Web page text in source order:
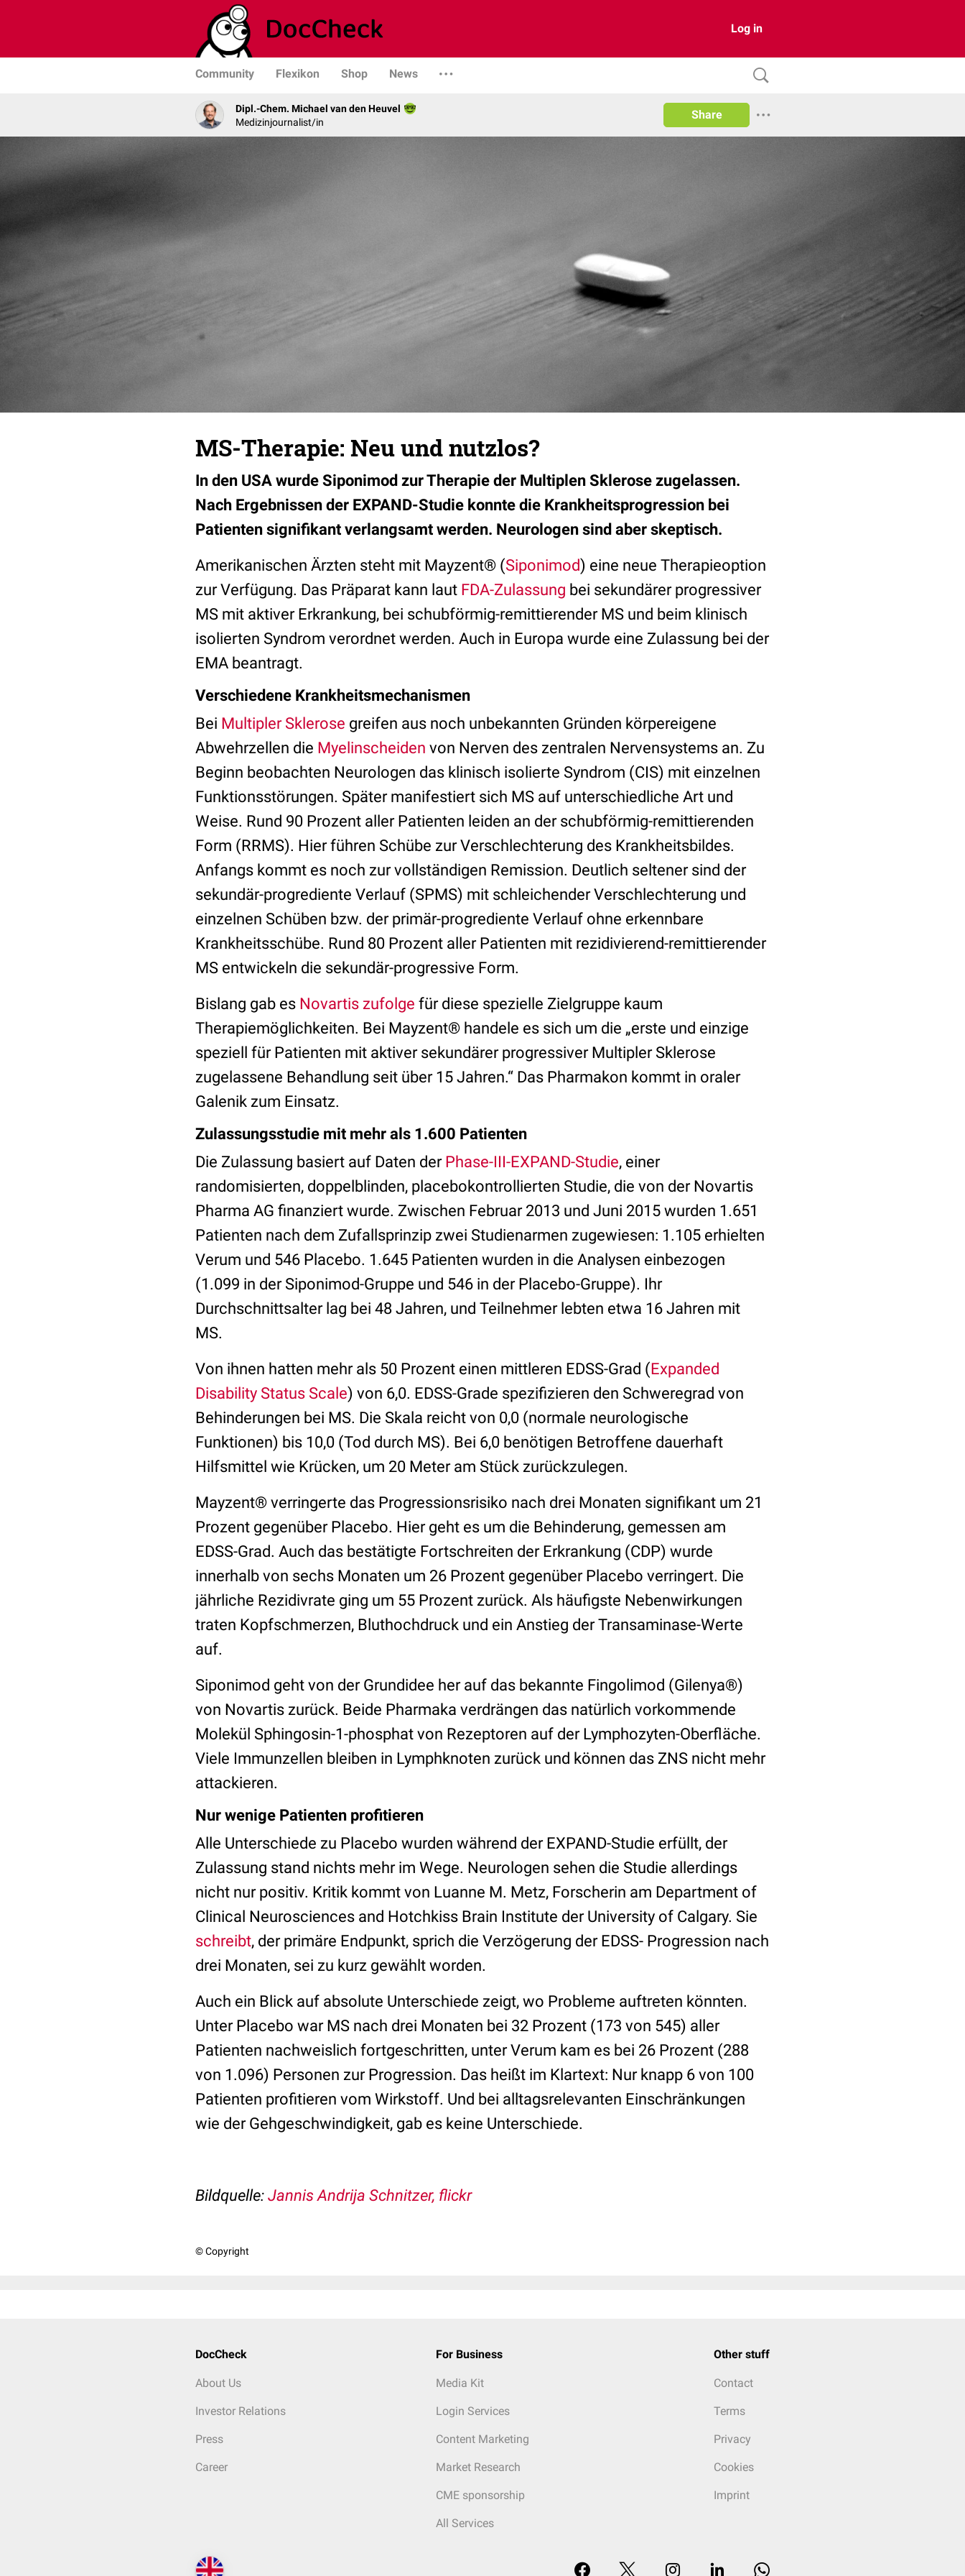
Log in
Community Flexikon Shop News
Dipl.-Chem. Michael van den Heuvel
Medizinjournalist/in
Share
MS-Therapie: Neu und nutzlos?
In den USA wurde Siponimod zur Therapie der Multiplen Sklerose zugelassen.
Nach Ergebnissen der EXPAND-Studie konnte die Krankheitsprogression bei
Patienten signifikant verlangsamt werden. Neurologen sind aber skeptisch.
Amerikanischen Ärzten steht mit Mayzent® (Siponimod) eine neue Therapieoption
zur Verfügung. Das Präparat kann laut FDA-Zulassung bei sekundärer progressiver
MS mit aktiver Erkrankung, bei schubförmig-remittierender MS und beim klinisch
isolierten Syndrom verordnet werden. Auch in Europa wurde eine Zulassung bei der
EMA beantragt.
Verschiedene Krankheitsmechanismen
Bei Multipler Sklerose greifen aus noch unbekannten Gründen körpereigene
Abwehrzellen die Myelinscheiden von Nerven des zentralen Nervensystems an. Zu
Beginn beobachten Neurologen das klinisch isolierte Syndrom (CIS) mit einzelnen
Funktionsstörungen. Später manifestiert sich MS auf unterschiedliche Art und
Weise. Rund 90 Prozent aller Patienten leiden an der schubförmig-remittierenden
Form (RRMS). Hier führen Schübe zur Verschlechterung des Krankheitsbildes.
Anfangs kommt es noch zur vollständigen Remission. Deutlich seltener sind der
sekundär-progrediente Verlauf (SPMS) mit schleichender Verschlechterung und
einzelnen Schüben bzw. der primär-progrediente Verlauf ohne erkennbare
Krankheitsschübe. Rund 80 Prozent aller Patienten mit rezidivierend-remittierender
MS entwickeln die sekundär-progressive Form.
Bislang gab es Novartis zufolge für diese spezielle Zielgruppe kaum
Therapiemöglichkeiten. Bei Mayzent® handele es sich um die „erste und einzige
speziell für Patienten mit aktiver sekundärer progressiver Multipler Sklerose
zugelassene Behandlung seit über 15 Jahren.“ Das Pharmakon kommt in oraler
Galenik zum Einsatz.
Zulassungsstudie mit mehr als 1.600 Patienten
Die Zulassung basiert auf Daten der Phase-III-EXPAND-Studie, einer
randomisierten, doppelblinden, placebokontrollierten Studie, die von der Novartis
Pharma AG finanziert wurde. Zwischen Februar 2013 und Juni 2015 wurden 1.651
Patienten nach dem Zufallsprinzip zwei Studienarmen zugewiesen: 1.105 erhielten
Verum und 546 Placebo. 1.645 Patienten wurden in die Analysen einbezogen
(1.099 in der Siponimod-Gruppe und 546 in der Placebo-Gruppe). Ihr
Durchschnittsalter lag bei 48 Jahren, und Teilnehmer lebten etwa 16 Jahren mit
MS.
Von ihnen hatten mehr als 50 Prozent einen mittleren EDSS-Grad (Expanded
Disability Status Scale) von 6,0. EDSS-Grade spezifizieren den Schweregrad von
Behinderungen bei MS. Die Skala reicht von 0,0 (normale neurologische
Funktionen) bis 10,0 (Tod durch MS). Bei 6,0 benötigen Betroffene dauerhaft
Hilfsmittel wie Krücken, um 20 Meter am Stück zurückzulegen.
Mayzent® verringerte das Progressionsrisiko nach drei Monaten signifikant um 21
Prozent gegenüber Placebo. Hier geht es um die Behinderung, gemessen am
EDSS-Grad. Auch das bestätigte Fortschreiten der Erkrankung (CDP) wurde
innerhalb von sechs Monaten um 26 Prozent gegenüber Placebo verringert. Die
jährliche Rezidivrate ging um 55 Prozent zurück. Als häufigste Nebenwirkungen
traten Kopfschmerzen, Bluthochdruck und ein Anstieg der Transaminase-Werte
auf.
Siponimod geht von der Grundidee her auf das bekannte Fingolimod (Gilenya®)
von Novartis zurück. Beide Pharmaka verdrängen das natürlich vorkommende
Molekül Sphingosin-1-phosphat von Rezeptoren auf der Lymphozyten-Oberfläche.
Viele Immunzellen bleiben in Lymphknoten zurück und können das ZNS nicht mehr
attackieren.
Nur wenige Patienten profitieren
Alle Unterschiede zu Placebo wurden während der EXPAND-Studie erfüllt, der
Zulassung stand nichts mehr im Wege. Neurologen sehen die Studie allerdings
nicht nur positiv. Kritik kommt von Luanne M. Metz, Forscherin am Department of
Clinical Neurosciences and Hotchkiss Brain Institute der University of Calgary. Sie
schreibt, der primäre Endpunkt, sprich die Verzögerung der EDSS- Progression nach
drei Monaten, sei zu kurz gewählt worden.
Auch ein Blick auf absolute Unterschiede zeigt, wo Probleme auftreten könnten.
Unter Placebo war MS nach drei Monaten bei 32 Prozent (173 von 545) aller
Patienten nachweislich fortgeschritten, unter Verum kam es bei 26 Prozent (288
von 1.096) Personen zur Progression. Das heißt im Klartext: Nur knapp 6 von 100
Patienten profitieren vom Wirkstoff. Und bei alltagsrelevanten Einschränkungen
wie der Gehgeschwindigkeit, gab es keine Unterschiede.
Bildquelle: Jannis Andrija Schnitzer, flickr
© Copyright
DocCheck
About Us
Investor Relations
Press
Career
For Business
Media Kit
Login Services
Content Marketing
Market Research
CME sponsorship
All Services
Other stuff
Contact
Terms
Privacy
Cookies
Imprint